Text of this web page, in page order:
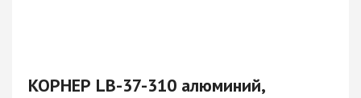
КОРНЕР LB-37-310 алюминий,